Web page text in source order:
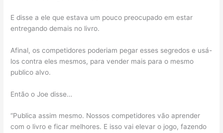
E disse a ele que estava um pouco preocupado em estar
entregando demais no livro.
Afinal, os competidores poderiam pegar esses segredos e usá-
los contra eles mesmos, para vender mais para o mesmo
publico alvo.
Então o Joe disse…
“Publica assim mesmo. Nossos competidores vão aprender
com o livro e ficar melhores. E isso vai elevar o jogo, fazendo